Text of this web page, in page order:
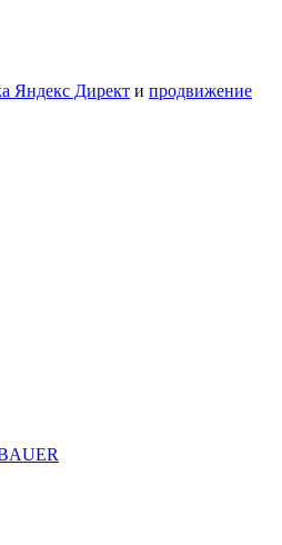
Яндекс Директ и продвижение